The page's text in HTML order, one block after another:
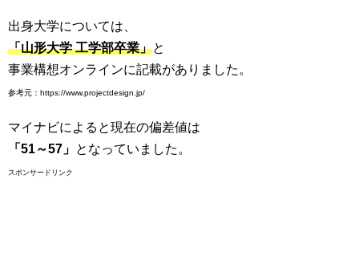
出身大学については、
「山形大学 工学部卒業」と
事業構想オンラインに記載がありました。
参考元：https://www.projectdesign.jp/
マイナビによると現在の偏差値は
「51～57」 となっていました。
スポンサードリンク